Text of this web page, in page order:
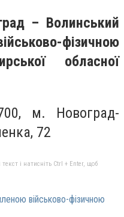
– Волинський
фізичною
обласної
м. Новоград-
72
і натисніть Ctrl + Enter, щоб
військово-фізичною